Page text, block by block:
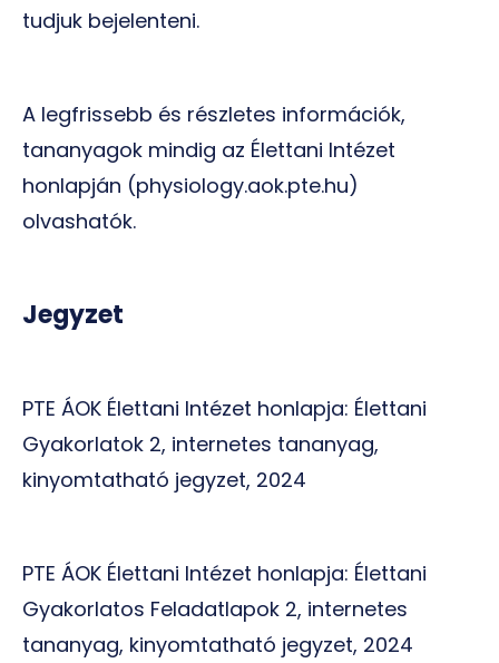
tudjuk bejelenteni.
A legfrissebb és részletes információk,
tananyagok mindig az Élettani Intézet
honlapján (physiology.aok.pte.hu)
olvashatók.
Jegyzet
PTE ÁOK Élettani Intézet honlapja: Élettani
Gyakorlatok 2, internetes tananyag,
kinyomtatható jegyzet, 2024
PTE ÁOK Élettani Intézet honlapja: Élettani
Gyakorlatos Feladatlapok 2, internetes
tananyag, kinyomtatható jegyzet, 2024